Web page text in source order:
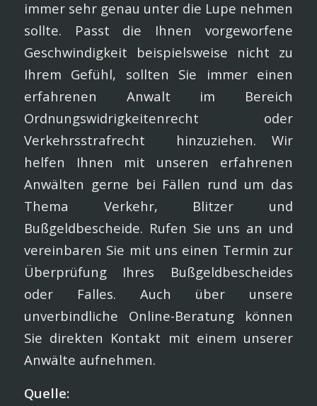
immer sehr genau unter die Lupe nehmen
sollte. Passt die Ihnen vorgeworfene
Geschwindigkeit beispielsweise nicht zu
Ihrem Gefühl, sollten Sie immer einen
erfahrenen Anwalt im Bereich
Ordnungswidrigkeitenrecht oder
Verkehrsstrafrecht hinzuziehen. Wir
helfen Ihnen mit unseren erfahrenen
Anwälten gerne bei Fällen rund um das
Thema Verkehr, Blitzer und
Bußgeldbescheide. Rufen Sie uns an und
vereinbaren Sie mit uns einen Termin zur
Überprüfung Ihres Bußgeldbescheides
oder Falles. Auch über unsere
unverbindliche Online-Beratung können
Sie direkten Kontakt mit einem unserer
Anwälte aufnehmen.
Quelle: